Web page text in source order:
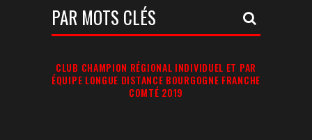
Votre
Recherche:
CLUB CHAMPION RÉGIONAL INDIVIDUEL ET PAR
ÉQUIPE LONGUE DISTANCE BOURGOGNE FRANCHE
COMTÉ 2019